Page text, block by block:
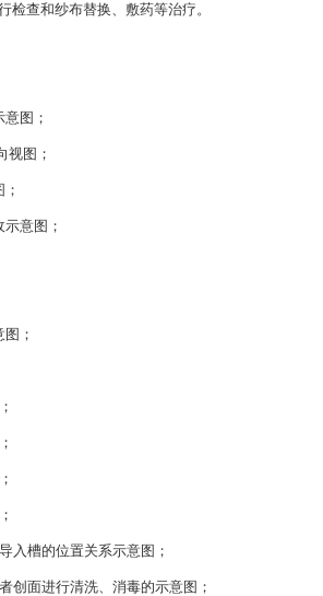
检查和纱布替换、敷药等治疗。
图；
视图；
意图；
；
入槽的位置关系示意图；
创面进行清洗、消毒的示意图；